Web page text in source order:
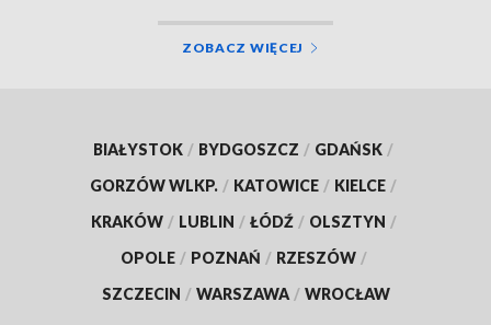
ZOBACZ WIĘCEJ
BIAŁYSTOK / BYDGOSZCZ / GDAŃSK /
GORZÓW WLKP. / KATOWICE / KIELCE /
KRAKÓW / LUBLIN / ŁÓDŹ / OLSZTYN /
OPOLE / POZNAŃ / RZESZÓW /
SZCZECIN / WARSZAWA / WROCŁAW